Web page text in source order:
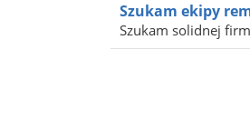
Szukam ekipy
Szukam solidnej